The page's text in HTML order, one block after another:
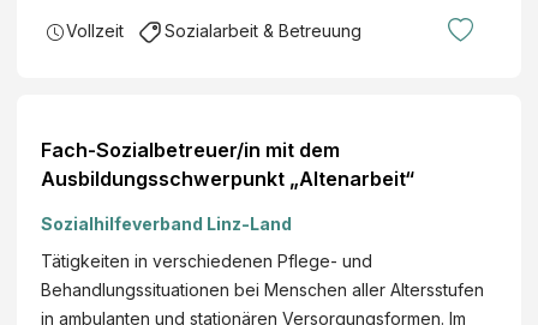
Vollzeit Sozialarbeit & Betreuung
Fach-Sozialbetreuer/in mit dem
Ausbildungsschwerpunkt „Altenarbeit“
Sozialhilfeverband Linz-Land
Tätigkeiten in verschiedenen Pflege- und
Behandlungssituationen bei Menschen aller Altersstufen
in ambulanten und stationären Versorgungsformen. Im